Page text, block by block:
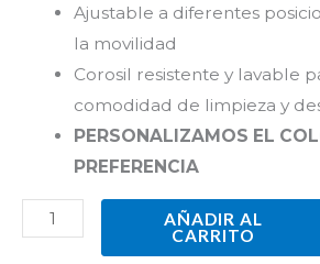
Ajustable a diferentes
la movilidad
Corosil resistente y lavable
comodidad de limpieza y
PERSONALIZAMOS EL
PREFERENCIA
AÑADIR AL
CARRITO